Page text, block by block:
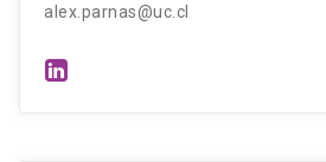
alex.parnas@uc.cl